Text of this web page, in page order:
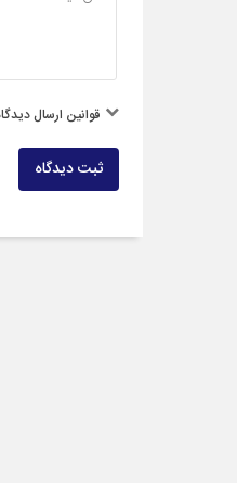
قوانین ارسال
ثبت دیدگاه